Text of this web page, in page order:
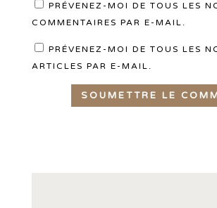
PRÉVENEZ-MOI DE TOUS LES
COMMENTAIRES PAR E-MAIL.
PRÉVENEZ-MOI DE TOUS LES
ARTICLES PAR E-MAIL.
SOUMETTRE LE